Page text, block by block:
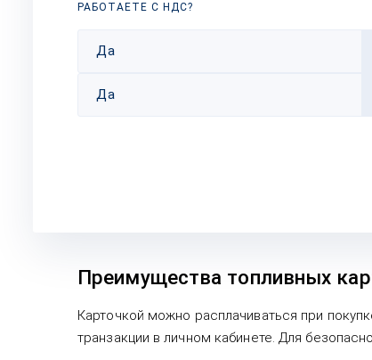
РАБОТАЕТЕ С НДС?
Да
Да
Преимущества топливных
Карточкой можно расплачиваться при
транзакции в личном кабинете. Для